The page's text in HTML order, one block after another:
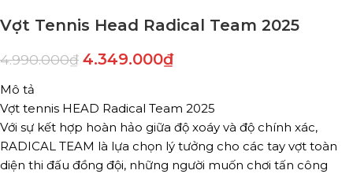
Vợt Tennis Head Radical Team 2025
4.990.000₫ 4.349.000₫
Mô tả
Vợt tennis HEAD Radical Team 2025
Với sự kết hợp hoàn hảo giữa độ xoáy và độ chính xác,
RADICAL TEAM là lựa chọn lý tưởng cho các tay vợt toàn
diện thi đấu đồng đội, những người muốn chơi tấn công